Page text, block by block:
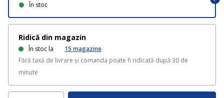
În stoc
Ridică din magazin
În stoc la 15 magazine
Fără taxă de livrare și comanda poate fi ridicată după 30 de
minute